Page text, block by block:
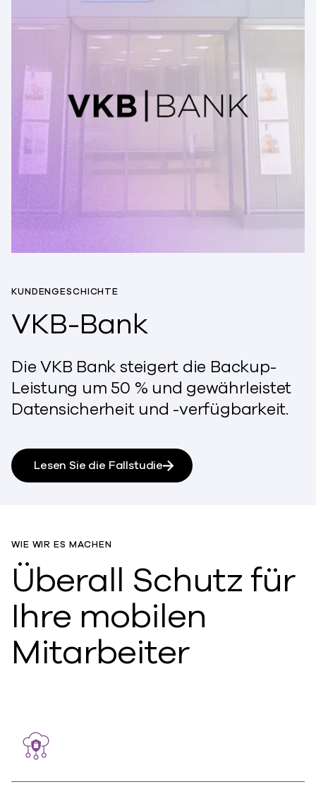
KUNDENGESCHICHTE
VKB-Bank
Die VKB Bank steigert die Backup-
Leistung um 50 % und gewährleistet
Datensicherheit und -verfügbarkeit.
Lesen Sie die Fallstudie
WIE WIR ES MACHEN
Überall Schutz für
Ihre mobilen
Mitarbeiter